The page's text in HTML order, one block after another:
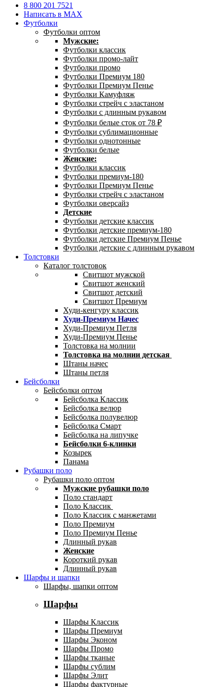
8 800 201 7521
Написать в MAX
Футболки
Футболки оптом
Мужские:
Футболки классик
Футболки промо-лайт
Футболки промо
Футболки Премиум 180
Футболки Премиум Пенье
Футболки Камуфляж
Футболки стрейч с эластаном
Футболки с длинным рукавом
Футболки белые сток от 78 ₽
Футболки сублимационные
Футболки однотонные
Футболки белые
Женские:
Футболки классик
Футболки премиум-180
Футболки Премиум Пенье
Футболки стрейч с эластаном
Футболки оверсайз
Детские
Футболки детские классик
Футболки детские премиум-180
Футболки детские Премиум Пенье
Футболки детские с длинным рукавом
Толстовки
Каталог толстовок
Свитшот мужской
Свитшот женский
Свитшот детский
Свитшот Премиум
Худи-кенгуру классик
Худи-Премиум Начес
Худи-Премиум Петля
Худи-Премиум Пенье
Толстовка на молнии
Толстовка на молнии детская
Штаны начес
Штаны петля
Бейсболки
Бейсболки оптом
Бейсболка Классик
Бейсболка велюр
Бейсболка полувелюр
Бейсболка Смарт
Бейсболка на липучке
Бейсболки 6-клинки
Козырек
Панама
Рубашки поло
Рубашки поло оптом
Мужские рубашки поло
Поло стандарт
Поло Классик
Поло Классик с манжетами
Поло Премиум
Поло Премиум Пенье
Длинный рукав
Женские
Короткий рукав
Длинный рукав
Шарфы и шапки
Шарфы, шапки оптом
Шарфы
Шарфы Классик
Шарфы Премиум
Шарфы Эконом
Шарфы Промо
Шарфы тканые
Шарфы сублим
Шарфы Элит
Шарфы фактурные